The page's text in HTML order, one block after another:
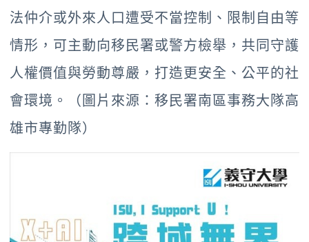
法仲介或外來人口遭受不當控制、限制自由等
情形，可主動向移民署或警方檢舉，共同守護
人權價值與勞動尊嚴，打造更安全、公平的社
會環境。（圖片來源：移民署南區事務大隊高
雄市專勤隊）